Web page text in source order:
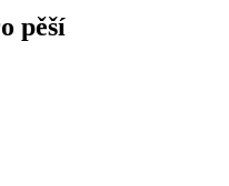
pěší